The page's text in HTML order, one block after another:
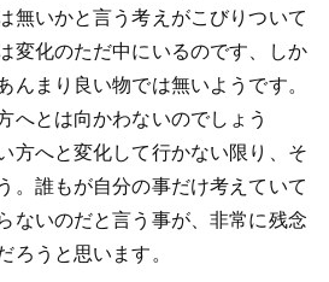
無いかと言う考えがこびりついて
変化のただ中にいるのです、しか
んまり良い物では無いようです。
へとは向かわないのでしょう
方へと変化して行かない限り、そ
。誰もが自分の事だけ考えていて
ないのだと言う事が、非常に残念
ろうと思います。